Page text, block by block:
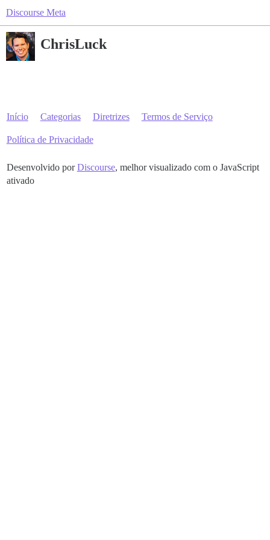
Discourse Meta
ChrisLuck
Início Categorias Diretrizes Termos de Serviço
Política de Privacidade
Desenvolvido porDiscourse, melhor visualizado com o JavaScript
ativado